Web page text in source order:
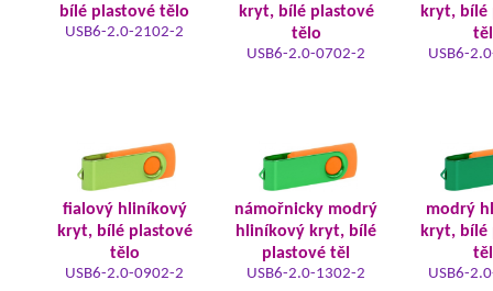
bílé plastové tělo
USB6-2.0-2102-2
kryt, bílé plastové
tělo
USB6-2.0-0702-2
kryt, bílé
USB6-
fialový hliníkový
kryt, bílé plastové
tělo
USB6-2.0-0902-2
námořnicky modrý
hliníkový kryt, bílé
plastové těl
USB6-2.0-1302-2
modrý
kryt, bílé
USB6-